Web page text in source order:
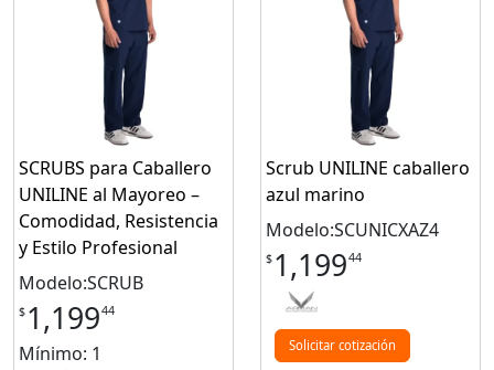
SCRUBS para Caballero
UNILINE al Mayoreo –
Comodidad, Resistencia
y Estilo Profesional
Modelo:SCRUB
$ 1,19944
Mínimo: 1
Scrub UNILINE caballero
azul marino
Modelo:SCUNICXAZ4
$ 1,19944
Solicitar cotización